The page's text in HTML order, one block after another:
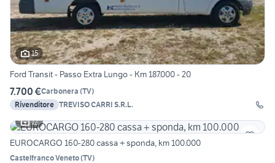
15
Ford Transit - Passo Extra Lungo - Km 187.000 - 20
7.700 €Carbonera (TV)
Rivenditore TREVISO CARRI S.R.L.
12
EUROCARGO 160-280 cassa + sponda, km 100.000
Castelfranco Veneto(TV)